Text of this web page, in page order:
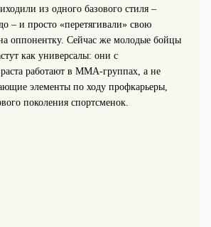
из одного базового стиля –
– и просто «перетягивали» свою
оппонентку. Сейчас же молодые бойцы
как универсалы: они с
работают в ММА-группах, а не
элементы по ходу профкарьеры,
поколения спортсменок.